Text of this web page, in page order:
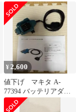
ゴミや落ち葉の吸引用
に A-60327
¥ 2,600
値下げ マキタ A-
77394 バッテリアダプ
タ 1.6m